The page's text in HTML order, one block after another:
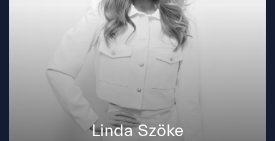
Linda Szöke